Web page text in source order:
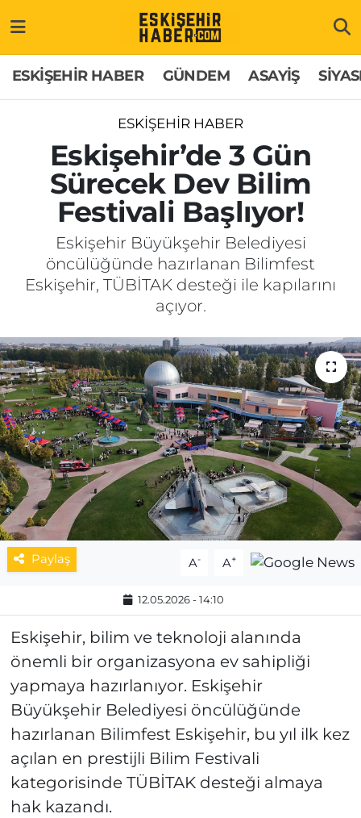
ESKİŞEHİR HABER GÜNDEM ASAYİŞ
ESKİŞEHİR HABER
Eskişehir’de 3 Gün
Sürecek Dev Bilim
Festivali Başlıyor!
Eskişehir Büyükşehir Belediyesi
öncülüğünde hazırlanan Bilimfest
Eskişehir, TÜBİTAK desteği ile kapılarını
açıyor.
Paylaş A- A+
12.05.2026 - 14:10
Eskişehir, bilim ve teknoloji alanında
önemli bir organizasyona ev sahipliği
yapmaya hazırlanıyor. Eskişehir
Büyükşehir Belediyesi öncülüğünde
hazırlanan Bilimfest Eskişehir, bu yıl ilk kez
açılan en prestijli Bilim Festivali
kategorisinde TÜBİTAK desteği almaya
hak kazandı.
GÜNDEM
ASAYİŞ
SİYASET
EKONOMİ
SAĞLIK
SPOR
MAGAZİN
ESKİŞEHİRSPOR
Hakkımızda
İletişim
Künye
Odunpazarı Trafik Yoğunluk Haritası
Süper Lig Puan Durumu ve Fikstür
Tüm Manşetler
Son Dakika Haberleri
Haber Arşivi